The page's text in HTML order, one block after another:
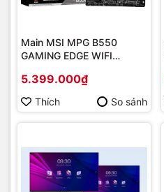
Main MSI MPG B550
GAMING EDGE WIFI
Socket AM4/ VGA
onboard)
5.399.000₫
Thích So sánh